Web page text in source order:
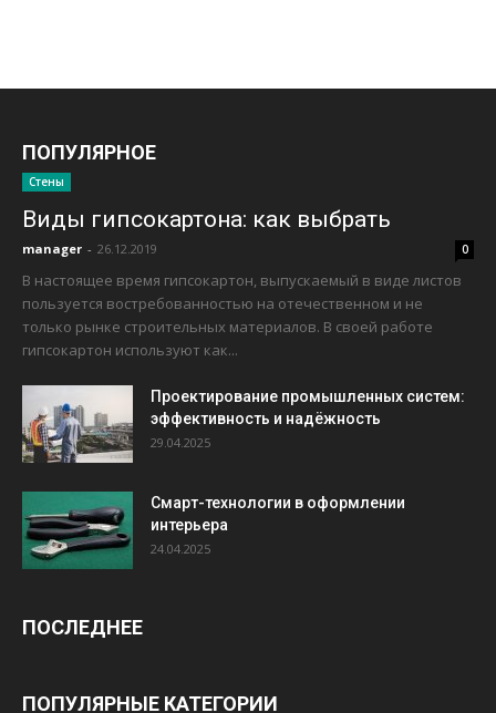
ПОПУЛЯРНОЕ
Стены
Виды гипсокартона: как выбрать
manager - 26.12.2019 0
В настоящее время гипсокартон, выпускаемый в виде листов
пользуется востребованностью на отечественном и не
только рынке строительных материалов. В своей работе
гипсокартон используют как...
Проектирование промышленных систем:
эффективность и надёжность
29.04.2025
Смарт-технологии в оформлении
интерьера
24.04.2025
ПОСЛЕДНЕЕ
ПОПУЛЯРНЫЕ КАТЕГОРИИ